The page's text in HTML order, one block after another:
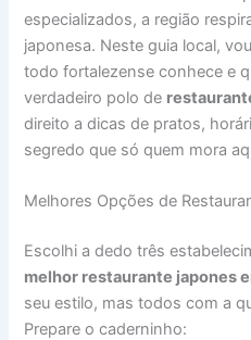
especializados, a região
japonesa. Neste guia local,
todo fortalezense conhece e
verdadeiro polo de
direito a dicas de pratos,
segredo que só quem mora
Melhores Opções de
Escolhi a dedo três
melhor restaurante japones
seu estilo, mas todos com a
Prepare o caderninho: